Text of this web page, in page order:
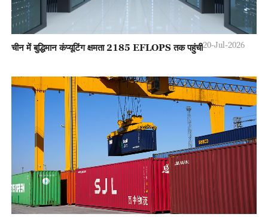
चीन में बुद्धिमान कंप्यूटिंग क्षमता 2185 EFLOPS तक पहुंची 20-Jul-2026
रेशम मार्ग के केंद्र से नयी यात्रा हुई शुरू